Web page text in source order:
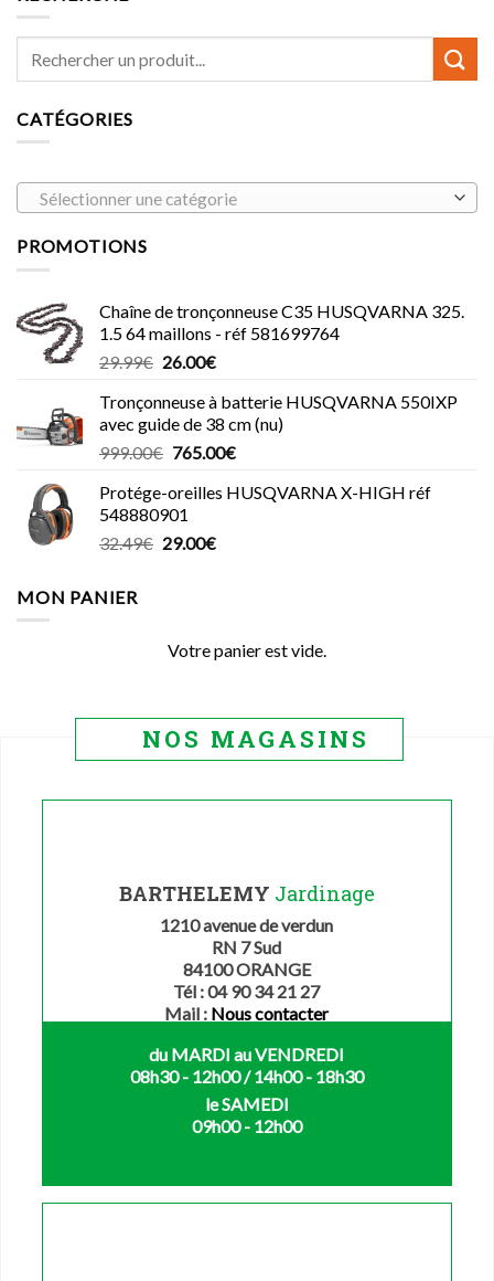
CATÉGORIES
Sélectionner une catégorie
PROMOTIONS
Chaîne de tronçonneuse C35 HUSQVARNA 325.
1.5 64 maillons - réf 581699764
29.99€ Le
initial
était :
29.99€.
26.00€Le
actuel
est :
26.00€.
Tronçonneuse à batterie HUSQVARNA 550IXP
avec guide de 38 cm (nu)
999.00€ Le
initial
était :
999.00€.
765.00€Le
actuel
Protége-oreilles HUSQVARNA X-HIGH réf
548880901
32.49€ Le
29.00€Le
MON PANIER
Votre panier est vide.
NOS MAGASINS
BARTHELEMY Jardinage
1210 avenue de verdun
RN 7 Sud
84100 ORANGE
Tél : 04 90 34 21 27
Mail : Nous contacter
du MARDI au VENDREDI
08h30 - 12h00 / 14h00 - 18h30
le SAMEDI
09h00 - 12h00